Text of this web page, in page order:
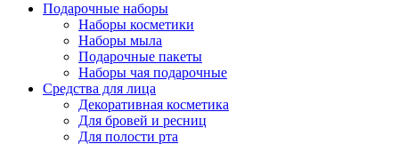
Подарочные наборы
Наборы косметики
Наборы мыла
Подарочные пакеты
Наборы чая подарочные
Средства для лица
Декоративная косметика
Для бровей и ресниц
Для полости рта